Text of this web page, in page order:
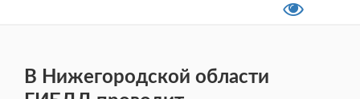
В Нижегородской области